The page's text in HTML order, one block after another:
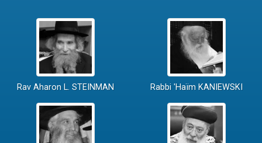
Rav Aharon L. STEINMAN Rabbi 'Haïm KANIEWSKI